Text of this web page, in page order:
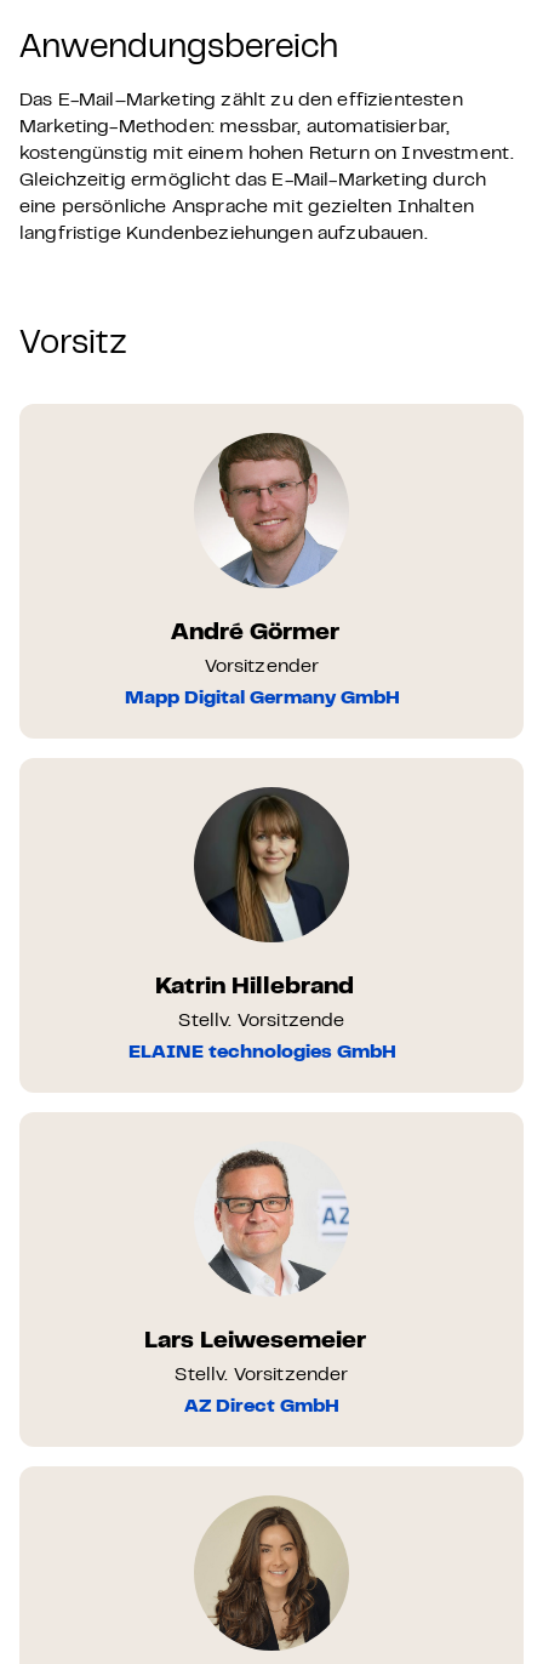
Anwendungsbereich
Das E-Mail –Marketing zählt zu den effizientesten
Marketing-Methoden: messbar, automatisierbar,
kostengünstig mit einem hohen Return on Investment.
Gleichzeitig ermöglicht das E-Mail-Marketing durch
eine persönliche Ansprache mit gezielten Inhalten
langfristige Kundenbeziehungen aufzubauen.
Vorsitz
André Görmer
Vorsitzender
Mapp Digital Germany GmbH
Katrin Hillebrand
Stellv. Vorsitzende
ELAINE technologies GmbH
Lars Leiwesemeier
Stellv. Vorsitzender
AZ Direct GmbH